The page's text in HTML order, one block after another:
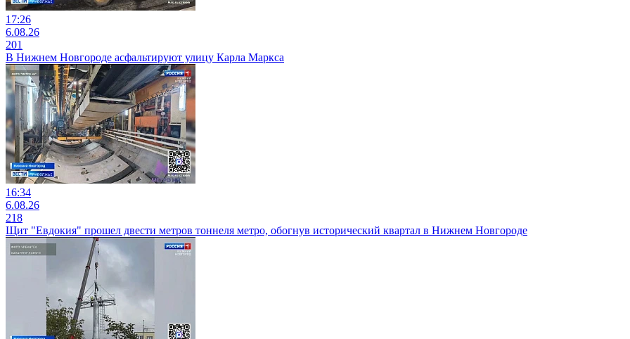
17:26
6.08.26
201
В Нижнем Новгороде асфальтируют улицу Карла Маркса
16:34
6.08.26
218
Щит "Евдокия" прошел двести метров тоннеля метро, обогнув исторический квартал в Нижнем Новгороде